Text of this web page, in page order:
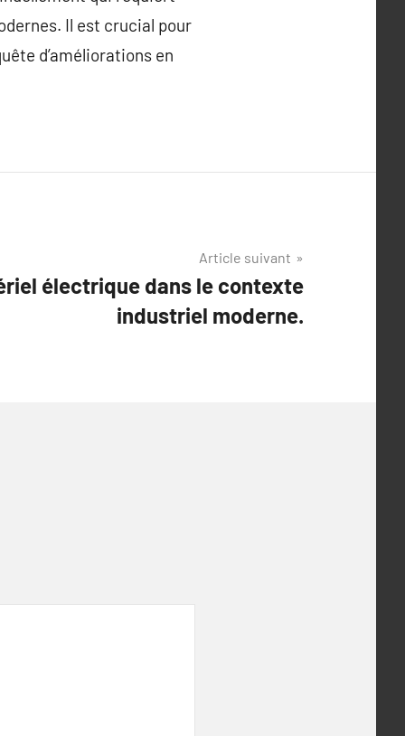
Il est crucial pour
d’améliorations en
Article suivant
électrique dans le contexte
industriel moderne.